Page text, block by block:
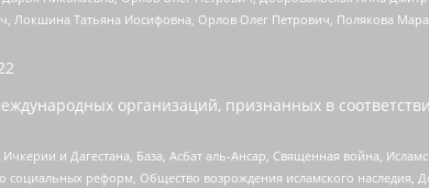
Локшина Татьяна Иосифовна, Орлов Олег Петрович, Полякова
организаций, признанных в
и Дагестана, База, Асбат аль-Ансар, Священная война,
реформ, Общество возрождения исламского